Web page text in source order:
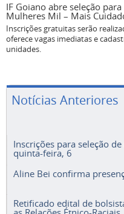
IF Goiano abre seleção
Mulheres Mil – Mais
Inscrições gratuitas serão
oferece vagas imediatas e
unidades.
Notícias Anteriores
Inscrições para seleção
quinta-feira, 6
Aline Bei confirma
Retificado edital de